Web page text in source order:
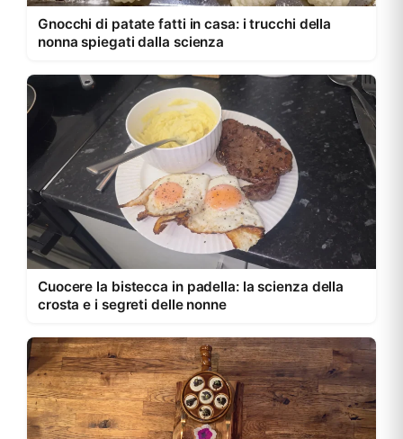
Gnocchi di patate fatti in casa: i trucchi della
nonna spiegati dalla scienza
Cuocere la bistecca in padella: la scienza della
crosta e i segreti delle nonne